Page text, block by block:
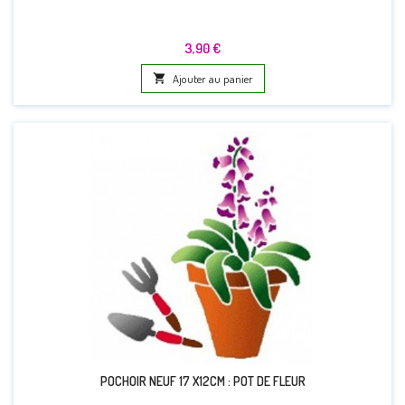
Prix
3,90 €
 Ajouter au panier
POCHOIR NEUF 17 X12CM : POT DE FLEUR